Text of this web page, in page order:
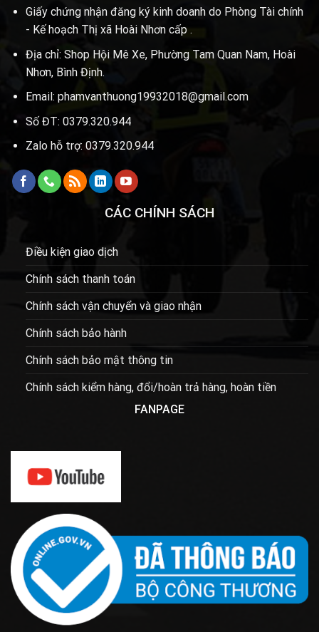
Giấy chứng nhận đăng ký kinh doanh do Phòng Tài chính
- Kế hoạch Thị xã Hoài Nhơn cấp .
Địa chỉ: Shop Hội Mê Xe, Phường Tam Quan Nam, Hoài
Nhơn, Bình Định.
Email: phamvanthuong19932018@gmail.com
Số ĐT: 0379.320.944
Zalo hỗ trợ: 0379.320.944
CÁC CHÍNH SÁCH
Điều kiện giao dịch
Chính sách thanh toán
Chính sách vận chuyển và giao nhận
Chính sách bảo hành
Chính sách bảo mật thông tin
Chính sách kiểm hàng, đổi/hoàn trả hàng, hoàn tiền
FANPAGE